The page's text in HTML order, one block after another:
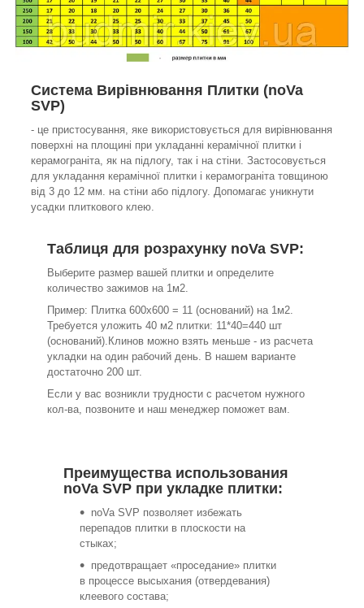
Система Вирівнювання Плитки (noVa
SVP)
- це пристосування, яке використовується для вирівнювання
поверхні на площині при укладанні керамічної плитки і
керамограніта, як на підлогу, так і на стіни. Застосовується
для укладання керамічної плитки і керамограніта товщиною
від 3 до 12 мм. на стіни або підлогу. Допомагає уникнути
усадки плиткового клею.
Таблиця для розрахунку noVa SVP:
Выберите размер вашей плитки и определите
количество зажимов на 1м2.
Пример: Плитка 600х600 = 11 (оснований) на 1м2.
Требуется уложить 40 м2 плитки: 11*40=440 шт
(оснований).Клинов можно взять меньше - из расчета
укладки на один рабочий день. В нашем варианте
достаточно 200 шт.
Если у вас возникли трудности с расчетом нужного
кол-ва, позвоните и наш менеджер поможет вам.
Преимущества использования
noVa SVP при укладке плитки:
noVa SVP позволяет избежать
перепадов плитки в плоскости на
стыках;
предотвращает «проседание» плитки
в процессе высыхания (отвердевания)
клеевого состава;